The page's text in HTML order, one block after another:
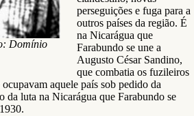
Domínio
perseguições e fuga para a
outros países da região. É
na Nicarágua que
Farabundo se une a
Augusto César Sandino,
que combatia os fuzileiros
aquele país sob pedido da
da luta na Nicarágua que Farabundo se